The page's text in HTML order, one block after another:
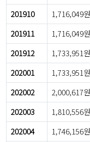
201910
1,716,049원
201911
1,716,049원
201912
1,733,951원
202001
1,733,951원
202002
2,000,617원
202003
1,810,556원
202004
1,746,156원